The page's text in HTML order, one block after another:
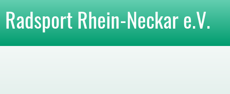
Radsport Rhein-Neckar e.V.